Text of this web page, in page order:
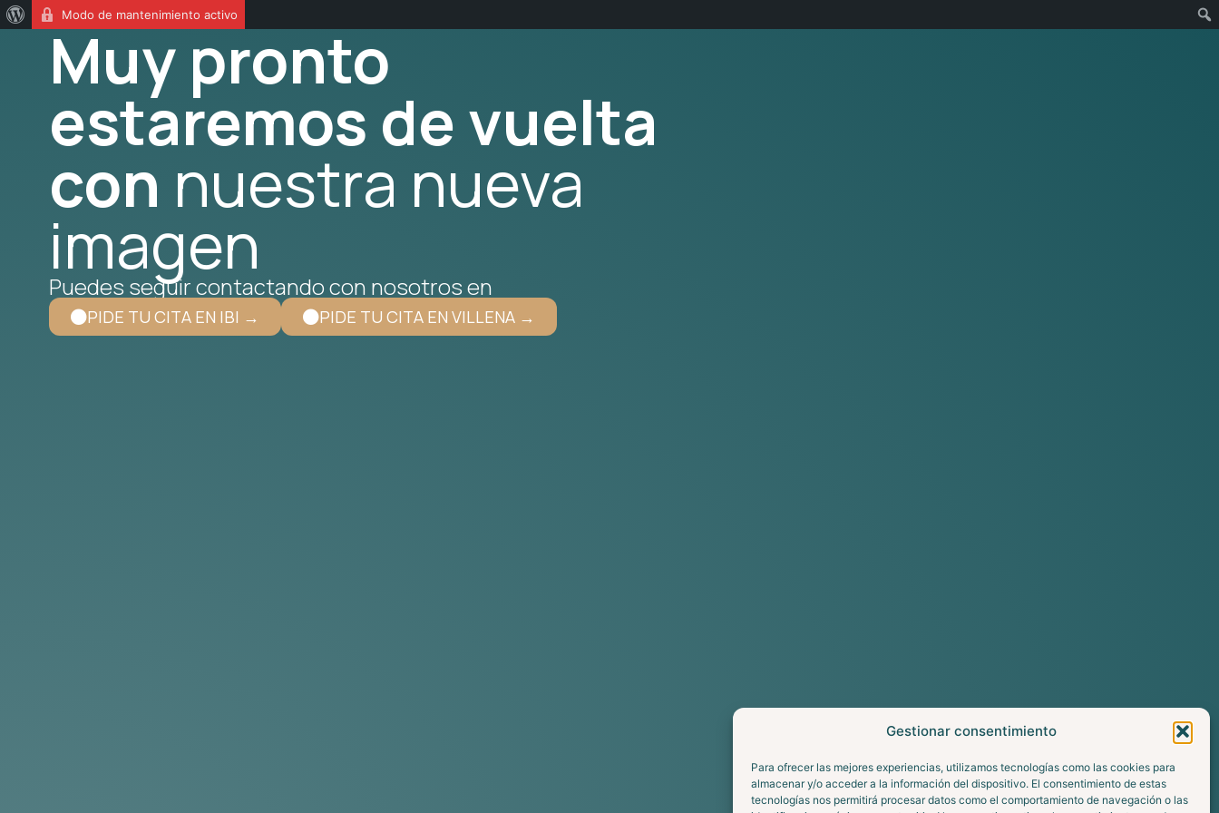
Gestionar consentimiento
Para ofrecer las mejores experiencias, utilizamos tecnologías como las cookies para
almacenar y/o acceder a la información del dispositivo. El consentimiento de estas
tecnologías nos permitirá procesar datos como el comportamiento de navegación o las
Modo de mantenimiento activo
Muy pronto
estaremos de vuelta
con nuestra nueva
imagen
Puedes seguir contactando con nosotros en
PIDE TU CITA EN IBI → PIDE TU CITA EN VILLENA →